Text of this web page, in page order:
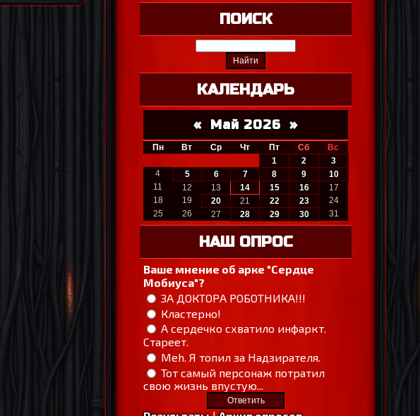
ПОИСК
КАЛЕНДАРЬ
« Май 2026 »
Пн Вт Ср Чт Пт Сб
Вс
1
2
3
4
5 6 7 8 9
10
11
12 13 14 15 16
17
18
19 20 21 22 23
24
25
26 27 28 29 30 31
НАШ ОПРОС
Ваше мнение об арке "Сердце
Мобиуса"?
ЗА ДОКТОРА РОБОТНИКА!!!
Кластерно!
А сердечко схватило инфаркт.
Стареет.
Meh. Я топил за Надзирателя.
Тот самый персонаж потратил
свою жизнь впустую...